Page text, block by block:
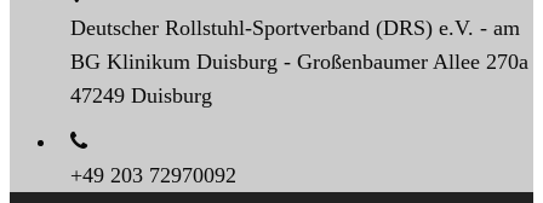
Deutscher Rollstuhl-Sportverband (DRS) e.V. - am
BG Klinikum Duisburg - Großenbaumer Allee 270a
47249 Duisburg
+49 203 72970092